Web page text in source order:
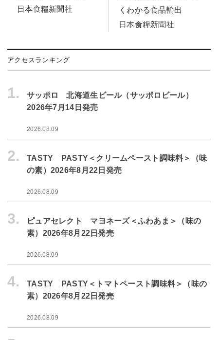
日本食糧新聞社
くわかる食品輸出
日本食糧新聞社
アクセスランキング
1.
サッポロ 北海道生ビール（サッポロビール）
2026年7月14日発売
2026.08.09
2.
TASTY PASTY＜クリームペースト調味料＞（味
の素）2026年8月22日発売
2026.08.09
3.
ピュアセレクト マヨネーズ＜ふわあま＞（味の
素）2026年8月22日発売
2026.08.09
4.
TASTY PASTY＜トマトペースト調味料＞（味の
素）2026年8月22日発売
2026.08.09